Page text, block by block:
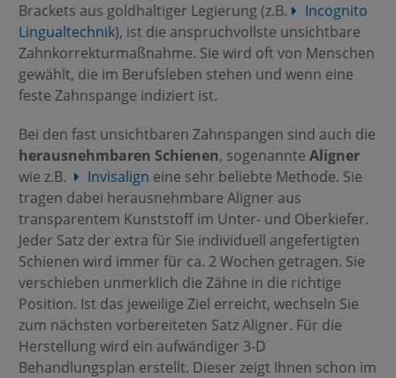
Brackets aus goldhaltiger Legierung (z.B.
Incognito
Lingualtechnik), ist die anspruchvollste unsichtbare
Zahnkorrekturmaßnahme. Sie wird oft von Menschen
gewählt, die im Berufsleben stehen und wenn eine
feste Zahnspange indiziert ist.
Bei den fast unsichtbaren Zahnspangen sind auch die
herausnehmbaren Schienen, sogenannte Aligner
wie z.B.
Invisalign eine sehr beliebte Methode. Sie
tragen dabei herausnehmbare Aligner aus
transparentem Kunststoff im Unter- und Oberkiefer.
Jeder Satz der extra für Sie individuell angefertigten
Schienen wird immer für ca. 2 Wochen getragen. Sie
verschieben unmerklich die Zähne in die richtige
Position. Ist das jeweilige Ziel erreicht, wechseln Sie
zum nächsten vorbereiteten Satz Aligner. Für die
Herstellung wird ein aufwändiger 3-D
Behandlungsplan erstellt. Dieser zeigt Ihnen schon im